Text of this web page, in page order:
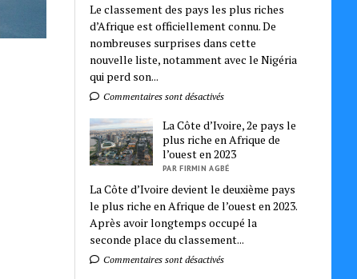
Le classement des pays les plus riches
d’Afrique est officiellement connu. De
nombreuses surprises dans cette
nouvelle liste, notamment avec le Nigéria
qui perd son...
Commentaires sont désactivés
La Côte d’Ivoire, 2e pays le
plus riche en Afrique de
l’ouest en 2023
PAR FIRMIN AGBÉ
La Côte d’Ivoire devient le deuxième pays
le plus riche en Afrique de l’ouest en 2023.
Après avoir longtemps occupé la
seconde place du classement...
Commentaires sont désactivés